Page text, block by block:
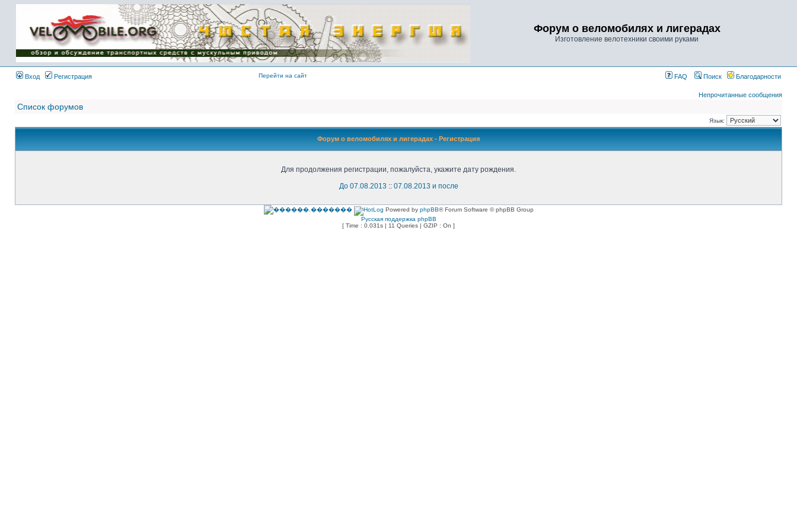
Имя пользователя:
Пароль:
{ LOG_ME_IN_SHORT
}
Форум о веломобилях и лигерадах
Изготовление велотехники своими руками
Вход Регистрация Перейти на сайт FAQ Поиск Благодарности
Непрочитанные сообщения
Список форумов
Язык:
Форум о веломобилях и лигерадах - Регистрация
Для продолжения регистрации, пожалуйста, укажите дату рождения.
До 07.08.2013 :: 07.08.2013 и после
Powered by phpBB® Forum Software © phpBB Group
Русская поддержка phpBB
[ Time : 0.031s | 11 Queries | GZIP : On ]